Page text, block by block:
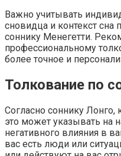
Важно учитывать
сновидца и контекст сна
соннику Менегетти.
профессиональному
более точное и
Толкование по
Согласно соннику Лонго,
это может указывать на
негативного влияния в
вас есть люди или